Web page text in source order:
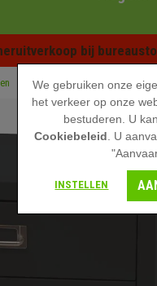
bij
We gebruiken onze
het verkeer op onze
bestuderen. U
Cookiebeleid . U
INSTELLEN